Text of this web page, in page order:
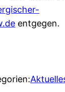
entgegen.